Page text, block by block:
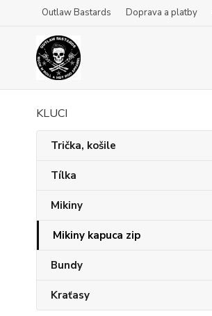
Outlaw Bastards Doprava a platby
KLUCI
Trička, košile
Tílka
Mikiny
Mikiny kapuca zip
Bundy
Kraťasy